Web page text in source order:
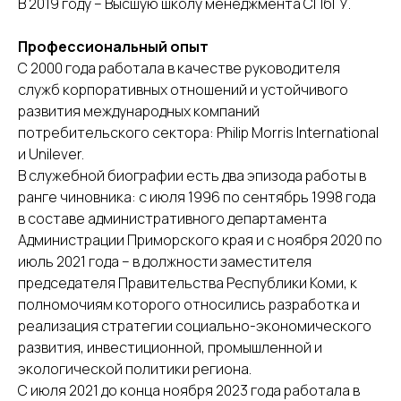
Профессиональный опыт
С 2000 года работала в качестве руководителя
служб корпоративных отношений и устойчивого
развития международных компаний
потребительского сектора: Philip Morris International
и Unilever.
В служебной биографии есть два эпизода работы в
ранге чиновника: с июля 1996 по сентябрь 1998 года
в составе административного департамента
Администрации Приморского края и с ноября 2020 по
июль 2021 года – в должности заместителя
председателя Правительства Республики Коми, к
полномочиям которого относились разработка и
реализация стратегии социально-экономического
развития, инвестиционной, промышленной и
экологической политики региона.
С июля 2021 до конца ноября 2023 года работала в